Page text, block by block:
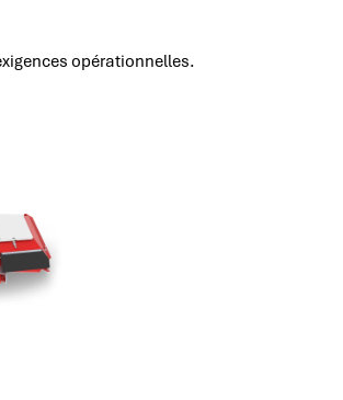
opérationnelles.